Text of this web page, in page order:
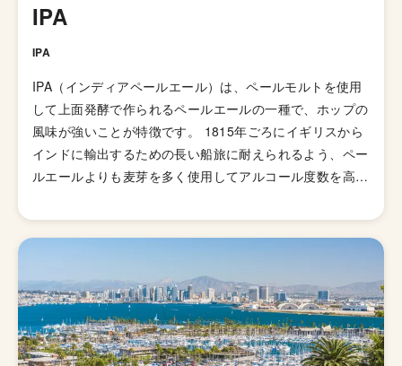
IPA
IPA
IPA（インディアペールエール）は、ペールモルトを使用
して上面発酵で作られるペールエールの一種で、ホップの
風味が強いことが特徴です。 1815年ごろにイギリスから
インドに輸出するための長い船旅に耐えられるよう、ペー
ルエールよりも麦芽を多く使用してアルコール度数を高め
れました。そして、1829年に「IPA（インディアンペール
エール）」の呼び名で広告が掲載されて以来、ホップの比
き、21世紀にはイギリスで最も人気のあるビアスタイル
の一つとなりました。イギリスのブルワリー教会SIBAの
金メダルを受賞したブリュードッグの「パンクIPA」など
が有名です。 伝統的なIPAのスタイルは、オーストラリア